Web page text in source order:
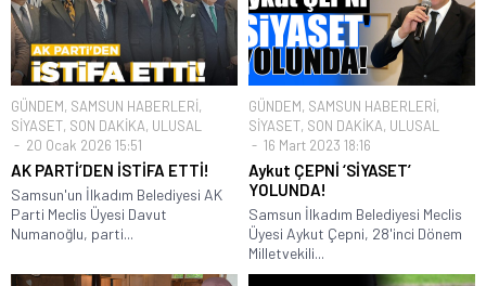
GÜNDEM, SAMSUN HABERLERİ,
SİYASET, SON DAKİKA, ULUSAL
20 Ocak 2026 15:51
AK PARTİ’DEN İSTİFA ETTİ!
Samsun'un İlkadım Belediyesi AK
Parti Meclis Üyesi Davut
Numanoğlu, parti...
GÜNDEM, SAMSUN HABERLERİ,
SİYASET, SON DAKİKA, ULUSAL
16 Mart 2023 18:16
Aykut ÇEPNİ ‘SİYASET’
YOLUNDA!
Samsun İlkadım Belediyesi Meclis
Üyesi Aykut Çepni, 28'inci Dönem
Milletvekili...